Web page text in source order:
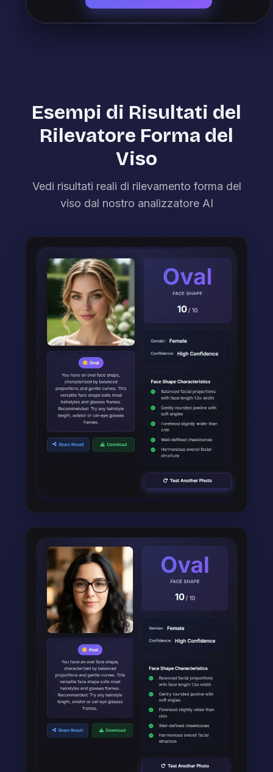
Esempi di Risultati del
Rilevatore Forma del
Viso
Vedi risultati reali di rilevamento forma del
viso dal nostro analizzatore AI